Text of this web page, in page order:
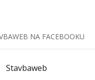
NA FACEBOOKU
Stavbaweb